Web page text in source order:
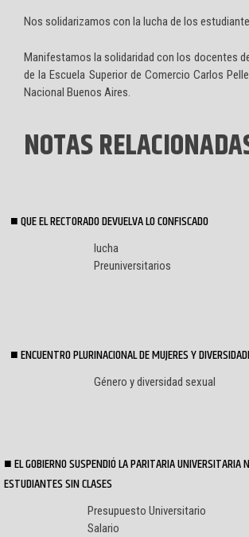
Nos solidarizamos con la lucha de los
Manifestamos la solidaridad con los docentes
de la Escuela Superior de Comercio Carlos
Nacional Buenos Aires.
NOTAS
QUE EL RECTORADO DEVUELVA LO CONFISCADO
lucha
Preuniversitarios
ENCUENTRO PLURINACIONAL DE MUJERES Y
Género y diversidad sexual
EL GOBIERNO SUSPENDIÓ LA PARITARIA
ESTUDIANTES SIN CLASES
Presupuesto Universitario
Salario